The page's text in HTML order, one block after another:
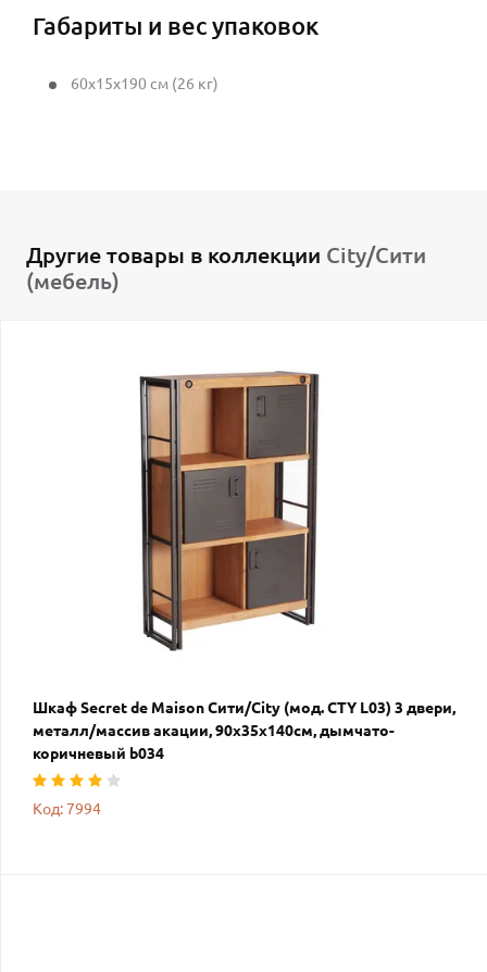
Габариты и вес упаковок
60x15x190 см (26 кг)
Другие товары в коллекции City/Сити
(мебель)
Шкаф Secret de Maison Сити/City (мод. CTY L03) 3 двери,
металл/массив акации, 90х35х140см, дымчато-
коричневый b034
Код: 7994